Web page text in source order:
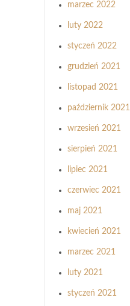
marzec 2022
luty 2022
styczeń 2022
grudzień 2021
listopad 2021
październik 2021
wrzesień 2021
sierpień 2021
lipiec 2021
czerwiec 2021
maj 2021
kwiecień 2021
marzec 2021
luty 2021
styczeń 2021